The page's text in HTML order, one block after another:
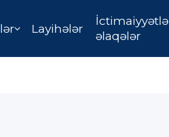
Layihələr
İctimaiyyətlə
əlaqələr